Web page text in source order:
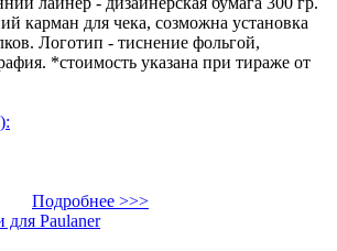
карман для чека, созможна установка
Логотип - тиснение фольгой,
*стоимость указана при тираже от
Подробнее >>>
для Paulaner